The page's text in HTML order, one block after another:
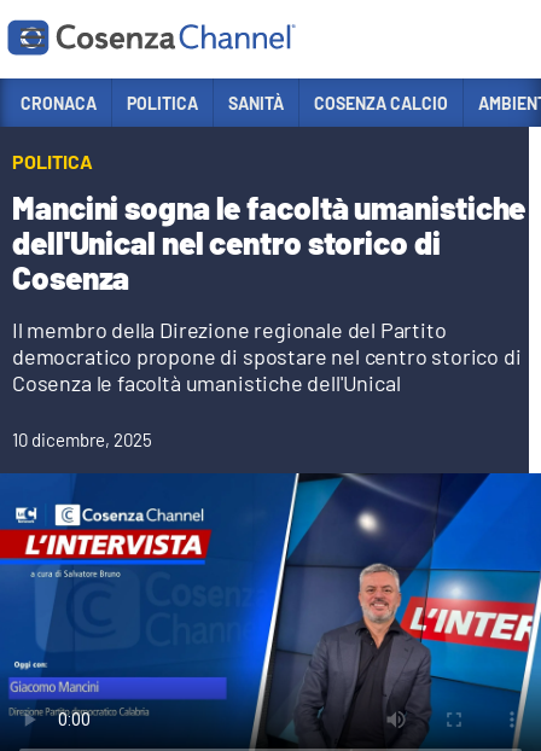
POLITICA
COSENZA CALCIO
ECONOMIA E LAVORO
ITALIA MONDO
SPORT
CULTURA
AMBIENTE
Streaming
LAC TV
LAC NETWORK
LAC ONAIR
CRONACA POLITICA SANITÀ COSENZA CALCIO
POLITICA
Mancini sogna le facoltà umanistiche
dell'Unical nel centro storico di
Cosenza
Il membro della Direzione regionale del Partito
democratico propone di spostare nel centro storico di
Cosenza le facoltà umanistiche dell'Unical
10 dicembre, 2025